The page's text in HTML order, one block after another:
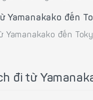
Yamanakako đến
Yamanakako đến
đi từ